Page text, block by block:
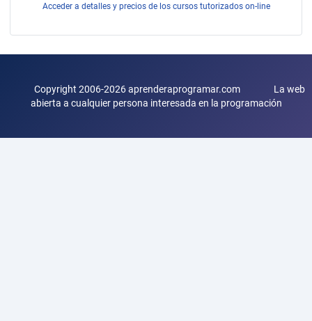
Acceder a detalles y precios de los cursos tutorizados on-line
Copyright 2006-2026 aprenderaprogramar.com La web
abierta a cualquier persona interesada en la programación